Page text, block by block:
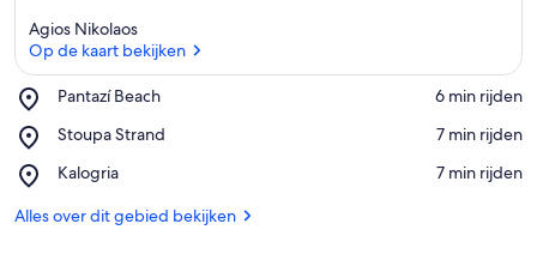
Agios Nikolaos
Op de kaart bekijken
Pantazí Beach
Place,
Beach
‪6 min rijden‬
Stoupa Strand
Place,
Strand
‪7 min rijden‬
Kalogria
Place,
‪7 min rijden‬
Alles over dit gebied bekijken